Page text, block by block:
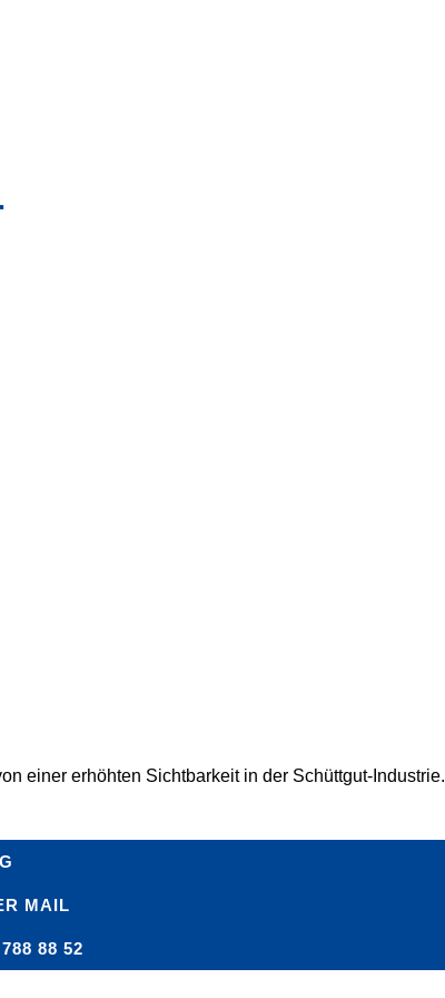
einer erhöhten Sichtbarkeit in der Schüttgut-Industrie.
MAIL
88 52